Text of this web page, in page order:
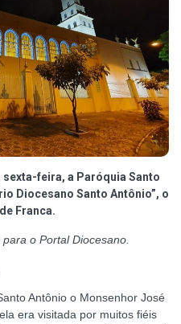
feira, a Paróquia Santo
Diocesano Santo Antônio”, o
Franca.
o Portal Diocesano.
Antônio o Monsenhor José
era visitada por muitos fiéis